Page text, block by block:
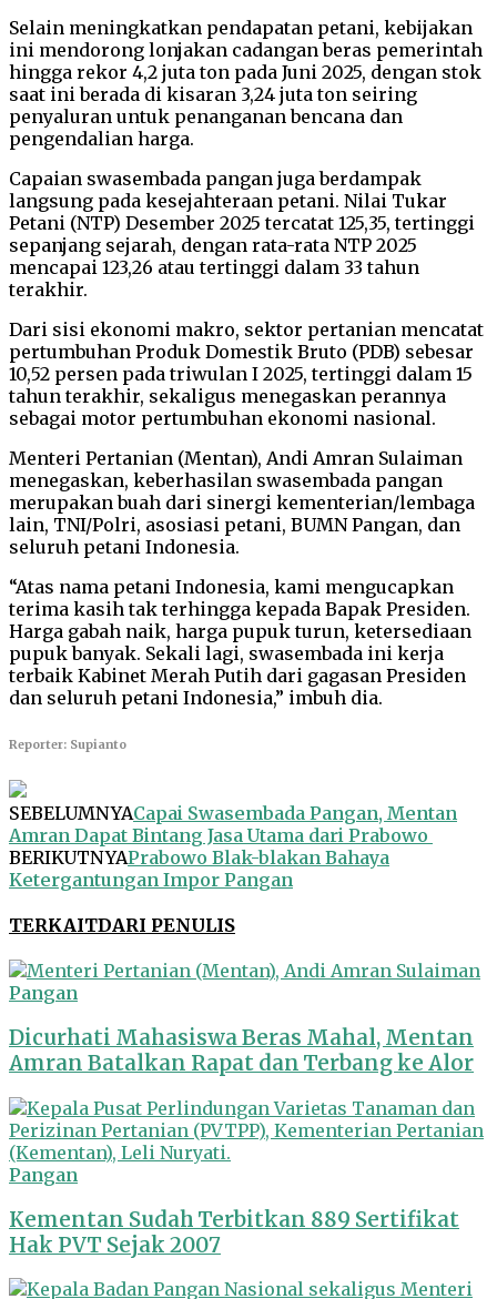
Selain meningkatkan pendapatan petani, kebijakan
ini mendorong lonjakan cadangan beras pemerintah
hingga rekor 4,2 juta ton pada Juni 2025, dengan stok
saat ini berada di kisaran 3,24 juta ton seiring
penyaluran untuk penanganan bencana dan
pengendalian harga.
Capaian swasembada pangan juga berdampak
langsung pada kesejahteraan petani. Nilai Tukar
Petani (NTP) Desember 2025 tercatat 125,35, tertinggi
sepanjang sejarah, dengan rata-rata NTP 2025
mencapai 123,26 atau tertinggi dalam 33 tahun
terakhir.
Dari sisi ekonomi makro, sektor pertanian mencatat
pertumbuhan Produk Domestik Bruto (PDB) sebesar
10,52 persen pada triwulan I 2025, tertinggi dalam 15
tahun terakhir, sekaligus menegaskan perannya
sebagai motor pertumbuhan ekonomi nasional.
Menteri Pertanian (Mentan), Andi Amran Sulaiman
menegaskan, keberhasilan swasembada pangan
merupakan buah dari sinergi kementerian/lembaga
lain, TNI/Polri, asosiasi petani, BUMN Pangan, dan
seluruh petani Indonesia.
“Atas nama petani Indonesia, kami mengucapkan
terima kasih tak terhingga kepada Bapak Presiden.
Harga gabah naik, harga pupuk turun, ketersediaan
pupuk banyak. Sekali lagi, swasembada ini kerja
terbaik Kabinet Merah Putih dari gagasan Presiden
dan seluruh petani Indonesia,” imbuh dia.
Reporter: Supianto
SEBELUMNYACapai Swasembada Pangan, Mentan
Amran Dapat Bintang Jasa Utama dari Prabowo
BERIKUTNYAPrabowo Blak-blakan Bahaya
Ketergantungan Impor Pangan
TERKAITDARI PENULIS
Pangan
Dicurhati Mahasiswa Beras Mahal, Mentan
Amran Batalkan Rapat dan Terbang ke Alor
Pangan
Kementan Sudah Terbitkan 889 Sertifikat
Hak PVT Sejak 2007